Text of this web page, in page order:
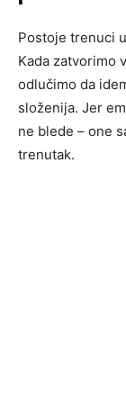
Postoje trenuci
Kada zatvorimo
odlučimo da
složenija. Jer
ne blede – one
trenutak.